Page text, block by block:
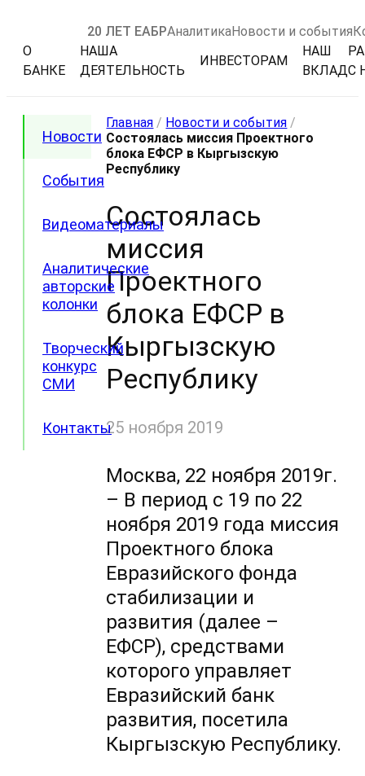
20 ЛЕТ ЕАБРАналитикаНовости и события
О
БАНКЕ
НАША
ДЕЯТЕЛЬНОСТЬ
ИНВЕСТОРАМ
НАШ
ВКЛАДС
Новости
События
Видеоматериалы
Аналитические
авторские
колонки
Творческий
конкурс
СМИ
Контакты
Главная / Новости и события /
Состоялась миссия Проектного
блока ЕФСР в Кыргызскую
Республику
Состоялась
миссия
Проектного
блока ЕФСР в
Кыргызскую
Республику
25 ноября 2019
Москва, 22 ноября 2019г.
– В период с 19 по 22
ноября 2019 года миссия
Проектного блока
Евразийского фонда
стабилизации и
развития (далее –
ЕФСР), средствами
которого управляет
Евразийский банк
развития, посетила
Кыргызскую Республику.